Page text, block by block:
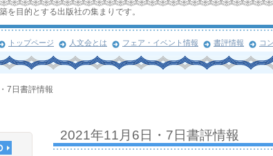
を目的とする出版社の集まりです。
トップページ 人文会とは フェア・イベント情報 書評情報 コ
7日書評情報
2021年11月6日・7日書評情報